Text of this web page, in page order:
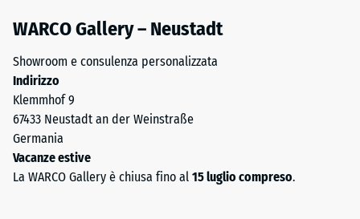
WARCO Gallery – Neustadt
Showroom e consulenza personalizzata
Indirizzo
Klemmhof 9
67433 Neustadt an der Weinstraße
Germania
Vacanze estive
La WARCO Gallery è chiusa fino al 15 luglio compreso.